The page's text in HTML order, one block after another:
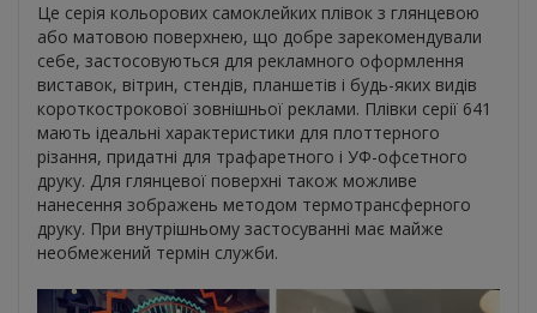
Це серія кольорових самоклейких плівок з глянцевою
або матовою поверхнею, що добре зарекомендували
себе, застосовуються для рекламного оформлення
виставок, вітрин, стендів, планшетів і будь-яких видів
короткострокової зовнішньої реклами. Плівки серії 641
мають ідеальні характеристики для плоттерного
різання, придатні для трафаретного і УФ-офсетного
друку. Для глянцевої поверхні також можливе
нанесення зображень методом термотрансферного
друку. При внутрішньому застосуванні має майже
необмежений термін служби.